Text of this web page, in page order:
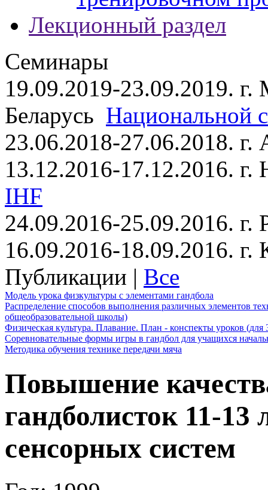
Лекционный раздел
Семинары
19.09.2019-23.09.2019. г.
Беларусь Национальной
23.06.2018-27.06.2018.
13.12.2016-17.12.2016.
IHF
24.09.2016-25.09.2016. г.
16.09.2016-18.09.2016.
Публикации | Все
Модель урока физкультуры с элементами гандбола
Распределение способов выполнения различных элементов
общеобразовательной школы)
Физическая культура. Плавание. План - конспекты уроков (для
Соревновательные формы игры в гандбол для учащихся
Методика обучения технике передачи мяча
Повышение
гандболисток 11-13
сенсорных систем